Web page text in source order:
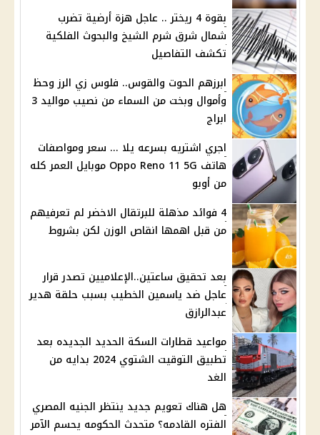
بقوة 4 ريختر .. عاجل هزة أرضية تضرب
شمال شرق شرم الشيخ والبحوث الفلكية
تكشف التفاصيل
ابرزهم الحوت والقوس.. فلوس زي الرز وحظ
وأموال وبخت من السماء من نصيب مواليد 3
ابراج
اجري اشتريه بسرعه يلا ... سعر ومواصفات
هاتف Oppo Reno 11 5G موبايل العمر كله
من أوبو
4 فوائد مذهلة للبرتقال الاخضر لم تعرفيهم
من قبل اهمها انقاص الوزن لكن بشروط
بعد تحقيق ساعتين..الإعلاميين تصدر قرار
عاجل ضد ياسمين الخطيب بسبب حلقة هدير
عبدالرازق
مواعيد قطارات السكة الحديد الجديده بعد
تطبيق التوقيت الشتوي 2024 بدايه من
الغد
هل هناك تعويم جديد ينتظر الجنيه المصري
الفتره القادمه؟ متحدث الحكومه يحسم الآمر